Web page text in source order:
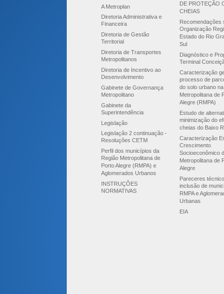
A Metroplan
Diretoria Administrativa e
Financeira
Diretoria de Gestão
Territorial
Diretoria de Transportes
Metropolitanos
Diretoria de Incentivo ao
Desenvolvimento
Gabinete de Governança
Metropolitano
Gabinete da
Superintendência
Legislação
Legislação 2 continuação -
Resoluções CETM
Perfil dos municípios da
Região Metropolitana de
Porto Alegre (RMPA) e
Aglomerados Urbanos
INSTRUÇÕES
NORMATIVAS
DE PROTEÇÃO
CHEIAS
Recomendações
Organização
Estado do Rio
Sul
Diagnóstico e
Terminal
Caracterização
processo de
do solo urbano
Metropolitana de
Alegre (RMPA)
Estudo de
minimização do
cheias do Baixo
Caracterização
Crescimento
Socioeconômico
Metropolitana de
Alegre
Pareceres
inclusão de
RMPA e
Urbanas
EIA